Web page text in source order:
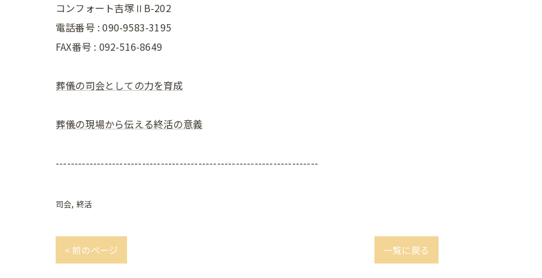
コンフォート吉塚ⅡB-202
電話番号 : 090-9583-3195
FAX番号 : 092-516-8649
葬儀の司会としての力を育成
葬儀の現場から伝える終活の意義
----------------------------------------------------------------------
司会 終活
< 前のページ 一覧に戻る